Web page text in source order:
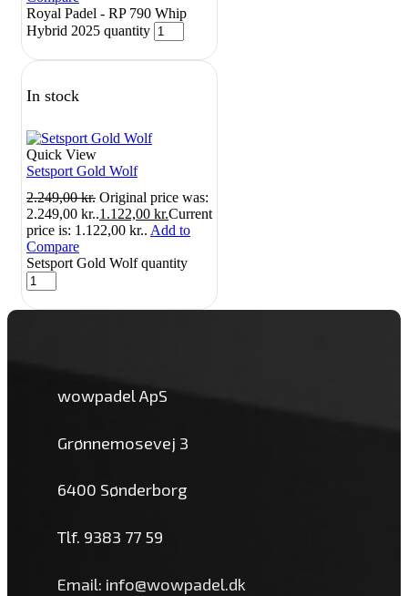
Royal Padel - RP 790 Whip
Hybrid 2025 quantity
In stock
Quick View
Setsport Gold Wolf
2.249,00kr. Original price was:
2.249,00 kr..1.122,00 kr.Current
price is: 1.122,00 kr.. Add to
Compare
Setsport Gold Wolf quantity
wowpadel ApS
Grønnemosevej 3
6400 Sønderborg
Tlf. 9383 77 59
Email: info@wowpadel.dk